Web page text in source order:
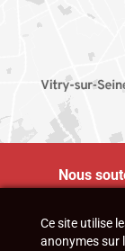
Nous
Ce site utilise
anonymes sur